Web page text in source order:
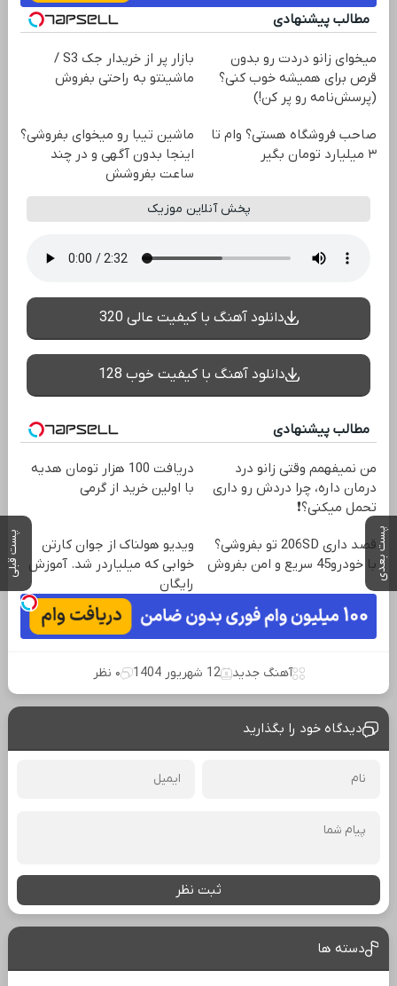
پست بعدی پست قبلی
مطالب پیشنهادی
میخوای زانو دردت رو بدون
قرص برای همیشه خوب کنی؟
(پرسش‌نامه رو پر کن!)
بازار پر از خریدار جک S3 /
ماشینتو به راحتی بفروش
صاحب فروشگاه هستی؟ وام تا
۳ میلیارد تومان بگیر
ماشین تیبا رو میخوای بفروشی؟
اینجا بدون آگهی و در چند
ساعت بفروشش
پخش آنلاین موزیک
دانلود آهنگ با کیفیت عالی 320
دانلود آهنگ با کیفیت خوب 128
مطالب پیشنهادی
من نمیفهمم وقتی زانو درد
درمان داره، چرا دردش رو داری
تحمل میکنی؟❗
دریافت 100 هزار تومان هدیه
با اولین خرید از گرمی
قصد داری 206SD تو بفروشی؟
با خودرو45 سریع و امن بفروش
ویدیو هولناک از جوان کارتن
خوابی که میلیاردر شد. آموزش
رایگان
آهنگ جدید 12 شهریور 1404 ۰ نظر
دیدگاه خود را بگذارید
ثبت نظر
دسته ها